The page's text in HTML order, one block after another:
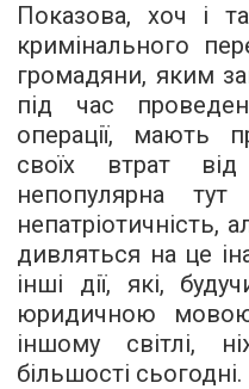
Показова, хоч і
кримінального
громадяни, яким
під час
операції, мають
своїх втрат
непопулярна
непатріотичність,
дивляться на це
інші дії, які,
юридичною
іншому світлі,
більшості сьогодні.